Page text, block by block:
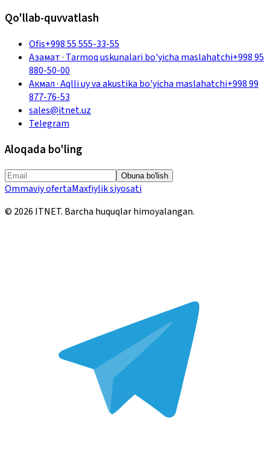
Qo'llab-quvvatlash
Ofis+998 55 555-33-55
Азамат· Tarmoq uskunalari bo'yicha maslahatchi+998 95
880-50-00
Акмал·Aqlli uy va akustika bo'yicha maslahatchi+998 99
877-76-53
sales@itnet.uz
Telegram
Aloqada bo'ling
Obuna bo'lish
Ommaviy ofertaMaxfiylik siyosati
© 2026 ITNET. Barcha huquqlar himoyalangan.